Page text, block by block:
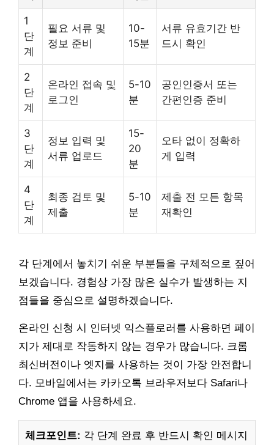
1
단
계
필요 서류 및
정보 준비
10-
15분
서류 유효기간 반
드시 확인
2
단
계
온라인 접속 및
로그인
5-10
분
공인인증서 또는
간편인증 준비
3
단
계
정보 입력 및
서류 업로드
15-
20
분
오타 없이 정확하
게 입력
4
단
계
최종 검토 및
제출
5-10
분
제출 전 모든 항목
재확인
각 단계에서 놓치기 쉬운 부분들을 구체적으로 짚어
보겠습니다. 경험상 가장 많은 실수가 발생하는 지
점들을 중심으로 설명하겠습니다.
온라인 신청 시 인터넷 익스플로러를 사용하면 페이
지가 제대로 작동하지 않는 경우가 많습니다. 크롬
최신버전이나 엣지를 사용하는 것이 가장 안전합니
다. 모바일에서는 카카오톡 브라우저보다 Safari나
Chrome 앱을 사용하세요.
체크포인트: 각 단계 완료 후 반드시 확인 메시지